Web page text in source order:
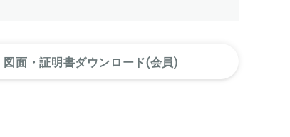
図面・証明書ダウンロード(会員)